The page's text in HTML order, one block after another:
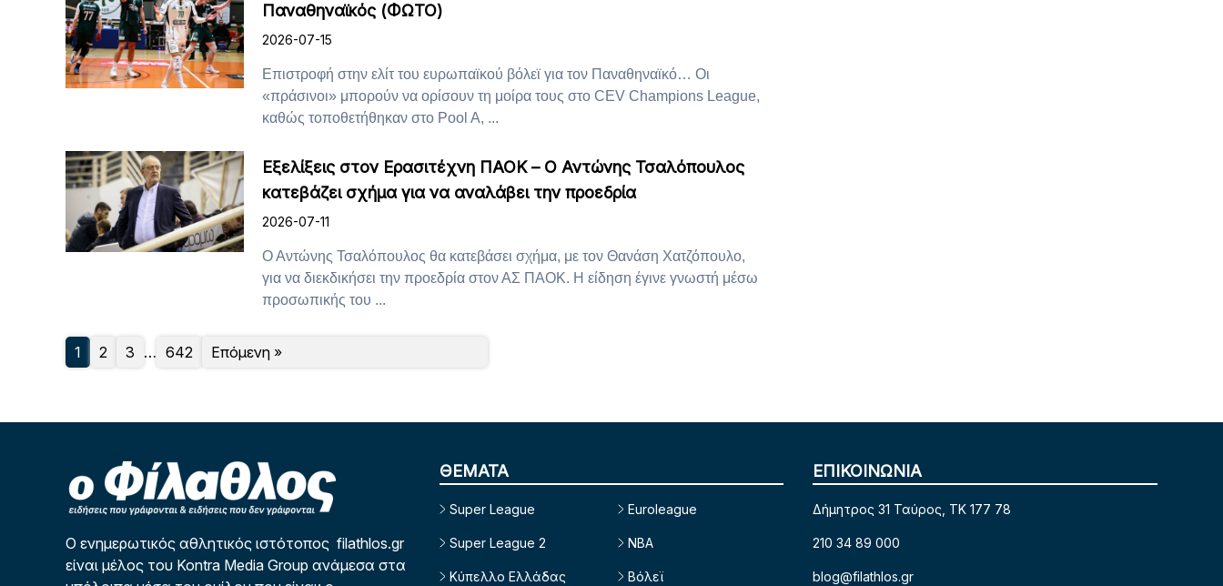
Παναθηναϊκός (ΦΩΤΟ)
2026-07-15
Επιστροφή στην ελίτ του ευρωπαϊκού βόλεϊ για τον Παναθηναϊκό… Οι
«πράσινοι» μπορούν να ορίσουν τη μοίρα τους στο CEV Champions League,
καθώς τοποθετήθηκαν στο Pool A, ...
Εξελίξεις στον Ερασιτέχνη ΠΑΟΚ – Ο Αντώνης Τσαλόπουλος
κατεβάζει σχήμα για να αναλάβει την προεδρία
2026-07-11
Ο Αντώνης Τσαλόπουλος θα κατεβάσει σχήμα, με τον Θανάση Χατζόπουλο,
για να διεκδικήσει την προεδρία στον ΑΣ ΠΑΟΚ. Η είδηση έγινε γνωστή μέσω
προσωπικής του ...
1 2 3 … 642 Επόμενη »
Ο ενημερωτικός αθλητικός ιστότοπος filathlos.gr
είναι μέλος του Kontra Media Group ανάμεσα στα
ΘΕΜΑΤΑ
Super League
Super League 2
Κύπελλο Ελλάδας
Euroleague
NBA
Βόλεϊ
ΕΠΙΚΟΙΝΩΝΙΑ
Δήμητρος 31 Ταύρος, TK 177 78
210 34 89 000
blog@filathlos.gr